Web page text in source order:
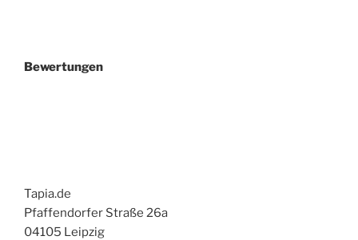
Bewertungen
Tapia.de
Pfaffendorfer Straße 26a
04105 Leipzig